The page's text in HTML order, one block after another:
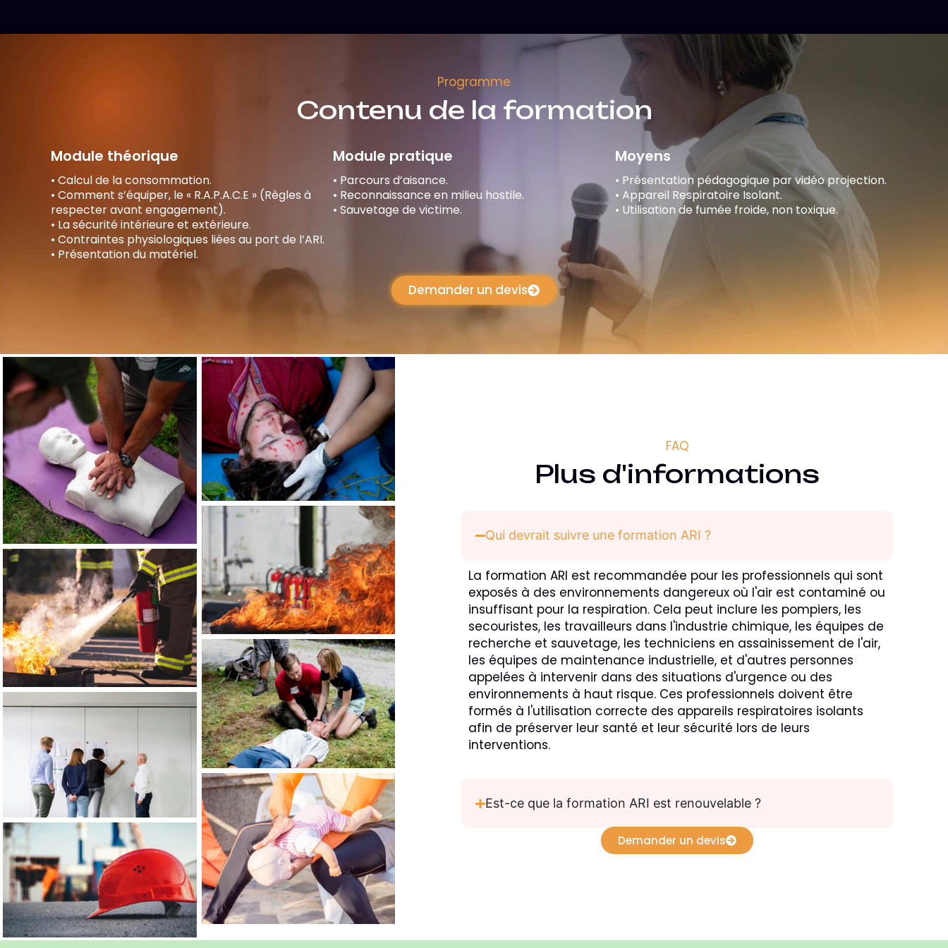
Programme
Contenu de la formation
Module théorique
• Calcul de la consommation.
• Comment s’équiper, le « R.A.P.A.C.E » (Règles à
respecter avant engagement).
• La sécurité intérieure et extérieure.
• Contraintes physiologiques liées au port de l’ARI.
• Présentation du matériel.
Module pratique
• Parcours d’aisance.
• Reconnaissance en milieu hostile.
• Sauvetage de victime.
Moyens
• Présentation pédagogique par vidéo projection.
• Appareil Respiratoire Isolant.
• Utilisation de fumée froide, non toxique.
Demander un devis
FAQ
Plus d'informations
Qui devrait suivre une formation ARI ?
La formation ARI est recommandée pour les professionnels qui sont
exposés à des environnements dangereux où l'air est contaminé ou
insuffisant pour la respiration. Cela peut inclure les pompiers, les
secouristes, les travailleurs dans l'industrie chimique, les équipes de
recherche et sauvetage, les techniciens en assainissement de l'air,
les équipes de maintenance industrielle, et d'autres personnes
appelées à intervenir dans des situations d'urgence ou des
environnements à haut risque. Ces professionnels doivent être
formés à l'utilisation correcte des appareils respiratoires isolants
afin de préserver leur santé et leur sécurité lors de leurs
interventions.
Est-ce que la formation ARI est renouvelable ?
Demander un devis